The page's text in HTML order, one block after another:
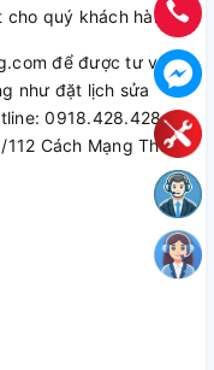
cho quý khách hàng.
để được tư vấn
như đặt lịch sửa
0918.428.428
Cách Mạng Tháng